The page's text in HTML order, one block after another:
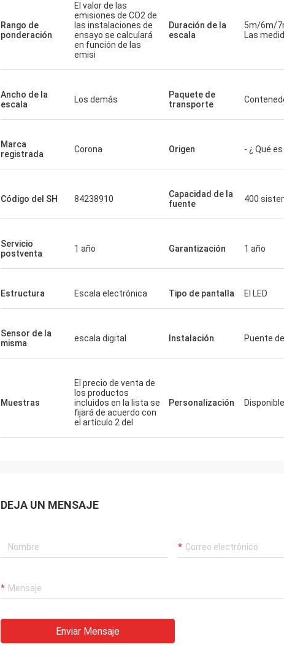
Rango de
ponderación
El valor de las
emisiones de CO2 de
las instalaciones de
ensayo se calculará
en función de las
emisi
Duración de la
escala
5m/6m/
Las
Ancho de la
escala
Los demás
Paquete de
transporte
Marca
registrada
Corona Origen - ¿ Qué
Código del SH 84238910
Capacidad de la
fuente
400
Servicio
postventa
1 año Garantización 1 año
Estructura Escala electrónica Tipo de pantalla El LED
Sensor de la
misma
escala digital Instalación Puente
Muestras
El precio de venta de
los productos
incluidos en la lista se
fijará de acuerdo con
el artículo 2 del
Personalización
DEJA UN MENSAJE
Enviar Mensaje